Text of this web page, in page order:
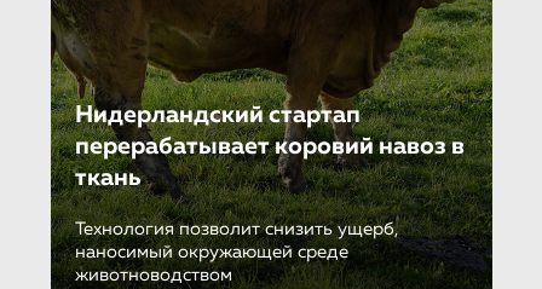
Нидерландский стартап
перерабатыва­ет коровий навоз в
ткань
Технология позволит снизить ущерб,
наносимый окружающей среде
животноводством